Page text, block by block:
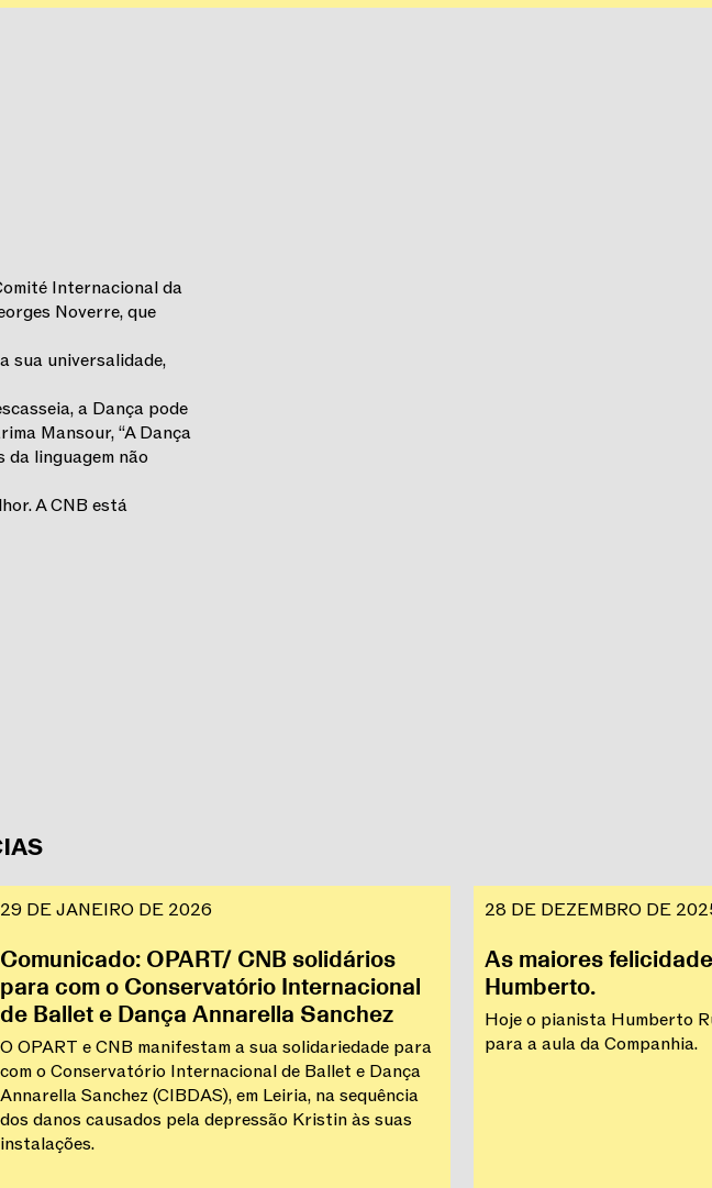
Internacional da
Noverre, que
sua universalidade,
a Dança pode
Mansour, “A Dança
linguagem não
A CNB está
29 DE JANEIRO DE 2026
Comunicado: OPART/ CNB solidários
para com o Conservatório Internacional
de Ballet e Dança Annarella Sanchez
O OPART e CNB manifestam a sua solidariedade para
com o Conservatório Internacional de Ballet e Dança
Annarella Sanchez (CIBDAS), em Leiria, na sequência
dos danos causados pela depressão Kristin às suas
instalações.
28 DE DEZEMBRO DE
As maiores
Humberto.
Hoje o pianista Humberto
para a aula da Companhia.